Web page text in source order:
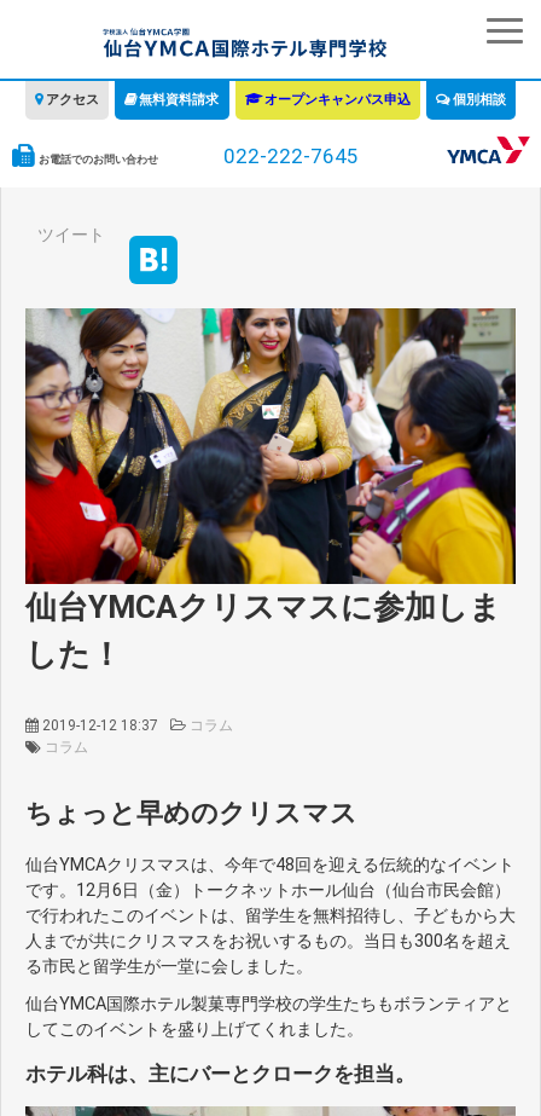
アクセス 無料資料請求 オープンキャンパス申込 個別相談
お電話でのお問い合わせ 022-222-7645
みなさまへ
情報公開
募集要項・学費・入学ガイド
ツイート
仙台YMCAクリスマスに参加しま
した！
2019-12-12 18:37
コラム
コラム
ちょっと早めのクリスマス
仙台YMCAクリスマスは、今年で48回を迎える伝統的なイベント
です。12月6日（金）トークネットホール仙台（仙台市民会館）
で行われたこのイベントは、留学生を無料招待し、子どもから大
人までが共にクリスマスをお祝いするもの。当日も300名を超え
る市民と留学生が一堂に会しました。
仙台YMCA国際ホテル製菓専門学校の学生たちもボランティアと
してこのイベントを盛り上げてくれました。
ホテル科は、主にバーとクロークを担当。